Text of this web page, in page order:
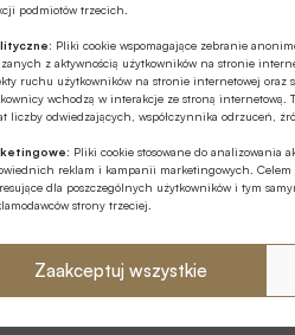
podmiotów trzecich.
Pliki cookie wspomagające zebranie
z aktywnością użytkowników na stronie
ruchu użytkowników na stronie internetowej oraz
wchodzą w interakcje ze stroną internetową.
liczby odwiedzających, współczynnika odrzuceń,
Pliki cookie stosowane do analizowania
reklam i kampanii marketingowych. Celem
dla poszczególnych użytkowników i tym
strony trzeciej.
Zaakceptuj wszystkie
na drodze do pełnej
kolejne wyzwania:
oraz uproszczony dostęp
liczy, że kolejne pakiety
czasie. Nie wydarzy się z
w modelu
zależności od rodzaju